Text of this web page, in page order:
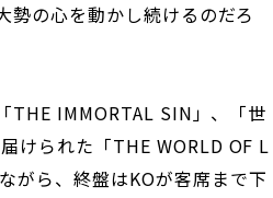
勢の心を動かし続けるのだろ
THE IMMORTAL SIN」、「世
けられた「THE WORLD OF L
がら、終盤はKOが客席まで下